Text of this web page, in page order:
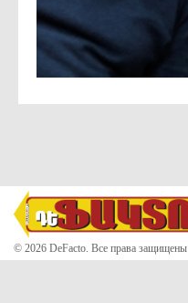
© 2026 DeFacto. Все права защищены